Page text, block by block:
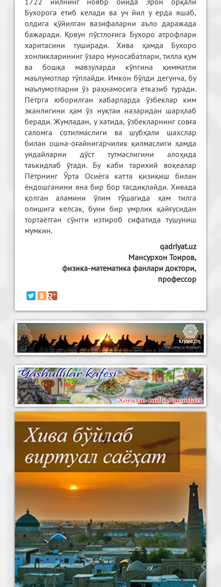
Бухорога етиб келади ва уч йил у ерда яшаб,
олдига қўйилган вазифаларни аъло даражада
бажаради. Қовун пўстлоғига Бухоро атрофлари
харитасини туширади. Хива ҳамда Бухоро
хонликларининг ўзаро муносабатлари, тилла қум
ва бошқа мавзуларда кўпгина қимматли
маълумотлар тўплайди. Имкон бўлди дегунча, бу
маълумотларни ўз раҳнамосига етказиб туради.
Пётрга юборилган хабарларда ўзбеклар ким
эканлигини ҳам ўз нуқтаи назаридан шарҳлаб
беради. Жумладан, у хатида, ўзбекларнинг совға
саломга сотилмаслиги ва шубҳали шахслар
билан ошна-оғайнигарчилик қилмаслиги ҳамда
ундайларни дўст тутмаслигини алоҳида
таъкидлаб ўтади. Бу каби тарихий воқеалар
Пётрнинг Ўрта Осиёга катта қизиқиш билан
ёндошганини яна бир бор тасдиқлайди. Хивада
қолган аламини ўлим тўшагида ҳам тилга
олишига келсак, буни бир умрлик қайғусидан
тортаётган сўнгги изтироб сифатида тушуниш
мумкин.
qadriyat.uz
Мансурхон Тоиров,
физика-математика фанлари доктори,
профессор